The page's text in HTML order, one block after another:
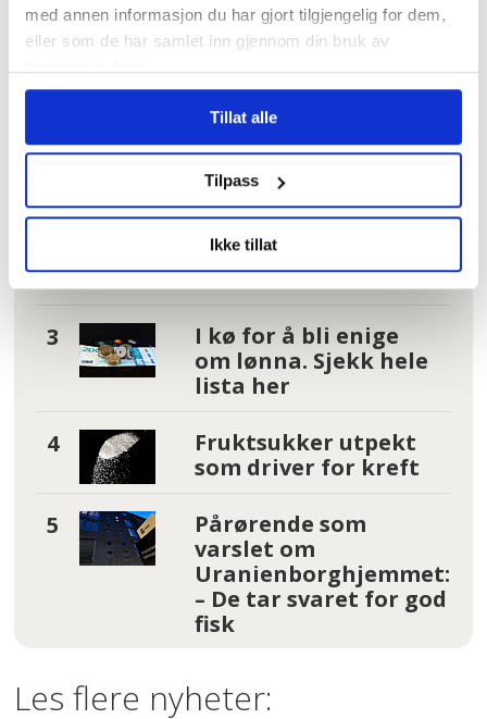
med annen informasjon du har gjort tilgjengelig for dem,
eller som de har samlet inn gjennom din bruk av
Tillat alle
Tilpass
Ikke tillat
Hundrevis av
ansatte i Oslo
kommune uten
faste oppgaver: –
Føler meg plassert
på loftet og glemt
Tannhelse: Se om du
har krav på gratis
tannbehandling
uten å vite det
I kø for å bli enige
om lønna. Sjekk hele
lista her
Fruktsukker utpekt
som driver for kreft
Pårørende som
varslet om
Uranienborghjemmet:
– De tar svaret for god
fisk
Les flere nyheter: